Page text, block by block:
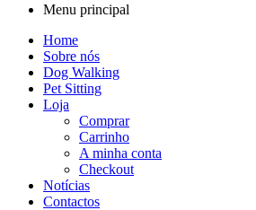
Menu principal
Home
Sobre nós
Dog Walking
Pet Sitting
Loja
Comprar
Carrinho
A minha conta
Checkout
Notícias
Contactos